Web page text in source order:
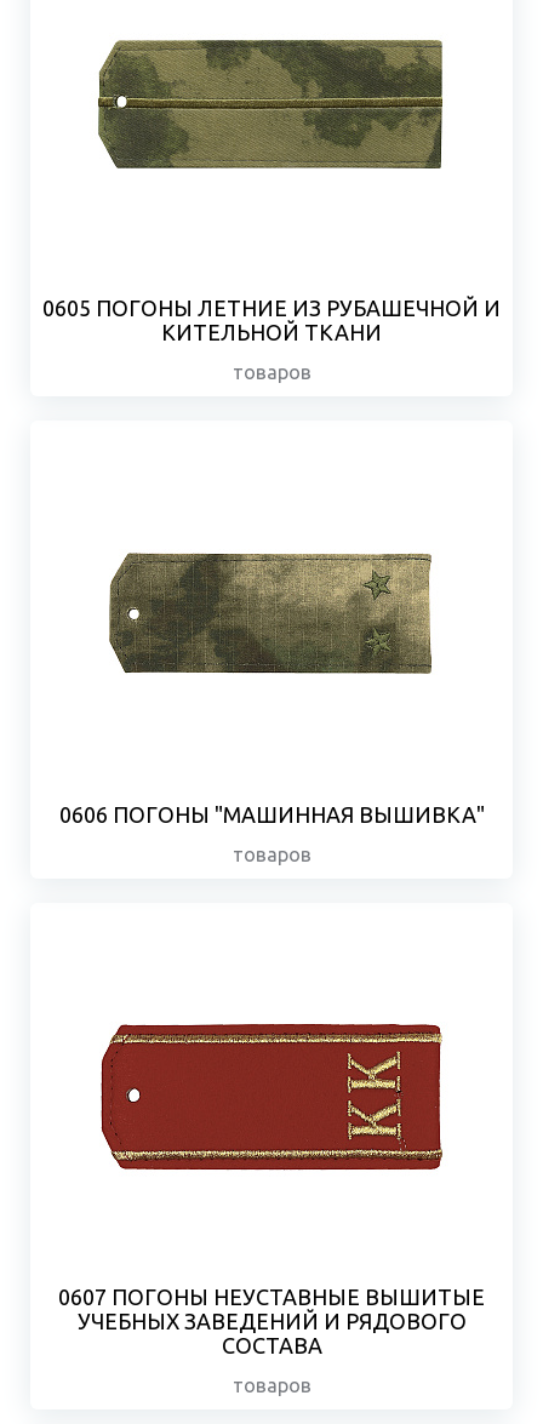
0605 ПОГОНЫ ЛЕТНИЕ ИЗ РУБАШЕЧНОЙ И
КИТЕЛЬНОЙ ТКАНИ
товаров
0606 ПОГОНЫ "МАШИННАЯ ВЫШИВКА"
товаров
0607 ПОГОНЫ НЕУСТАВНЫЕ ВЫШИТЫЕ
УЧЕБНЫХ ЗАВЕДЕНИЙ И РЯДОВОГО
СОСТАВА
товаров